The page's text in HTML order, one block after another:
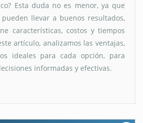
Esta duda no es menor, ya que
llevar a buenos resultados,
características, costos y tiempos
artículo, analizamos las ventajas,
ideales para cada opción, para
informadas y efectivas.